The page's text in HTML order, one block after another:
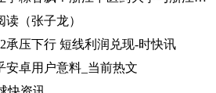
（张子龙）
承压下行 短线利润兑现-时快讯
安卓用户意料_当前热文